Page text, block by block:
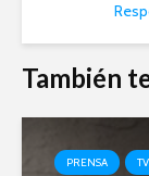
También
PRENSA